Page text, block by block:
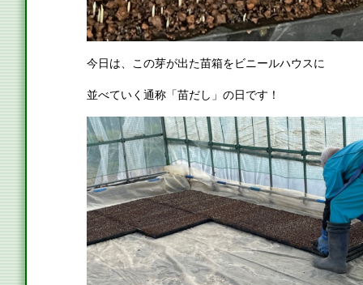
今日は、この芽が出た苗箱をビニールハウスに
並べていく通称「苗だし」の日です！